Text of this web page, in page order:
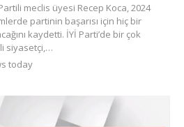
meclis üyesi Recep Koca, 2024
partinin başarısı için hiç bir
kaydetti. İYİ Parti’de bir çok
siyasetçi,…
today